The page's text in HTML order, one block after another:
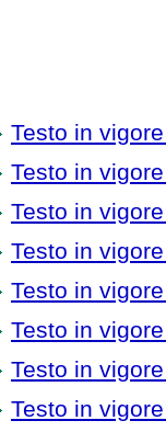
Testo in
Testo in
Testo in
Testo in
Testo in
Testo in
Testo in
Testo in